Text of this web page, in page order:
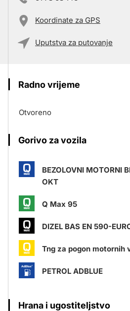
Koordinate za GPS
Uputstva za putovanje
Radno vrijeme
Otvoreno
Gorivo za vozila
BEZOLOVNI MOTORNI
OKT
Q Max 95
DIZEL BAS EN 590-
Tng za pogon motornih
PETROL ADBLUE
Hrana i ugostiteljstvo